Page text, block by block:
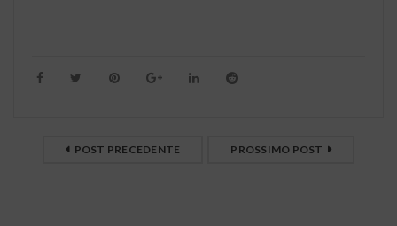
POST PRECEDENTE PROSSIMO POST